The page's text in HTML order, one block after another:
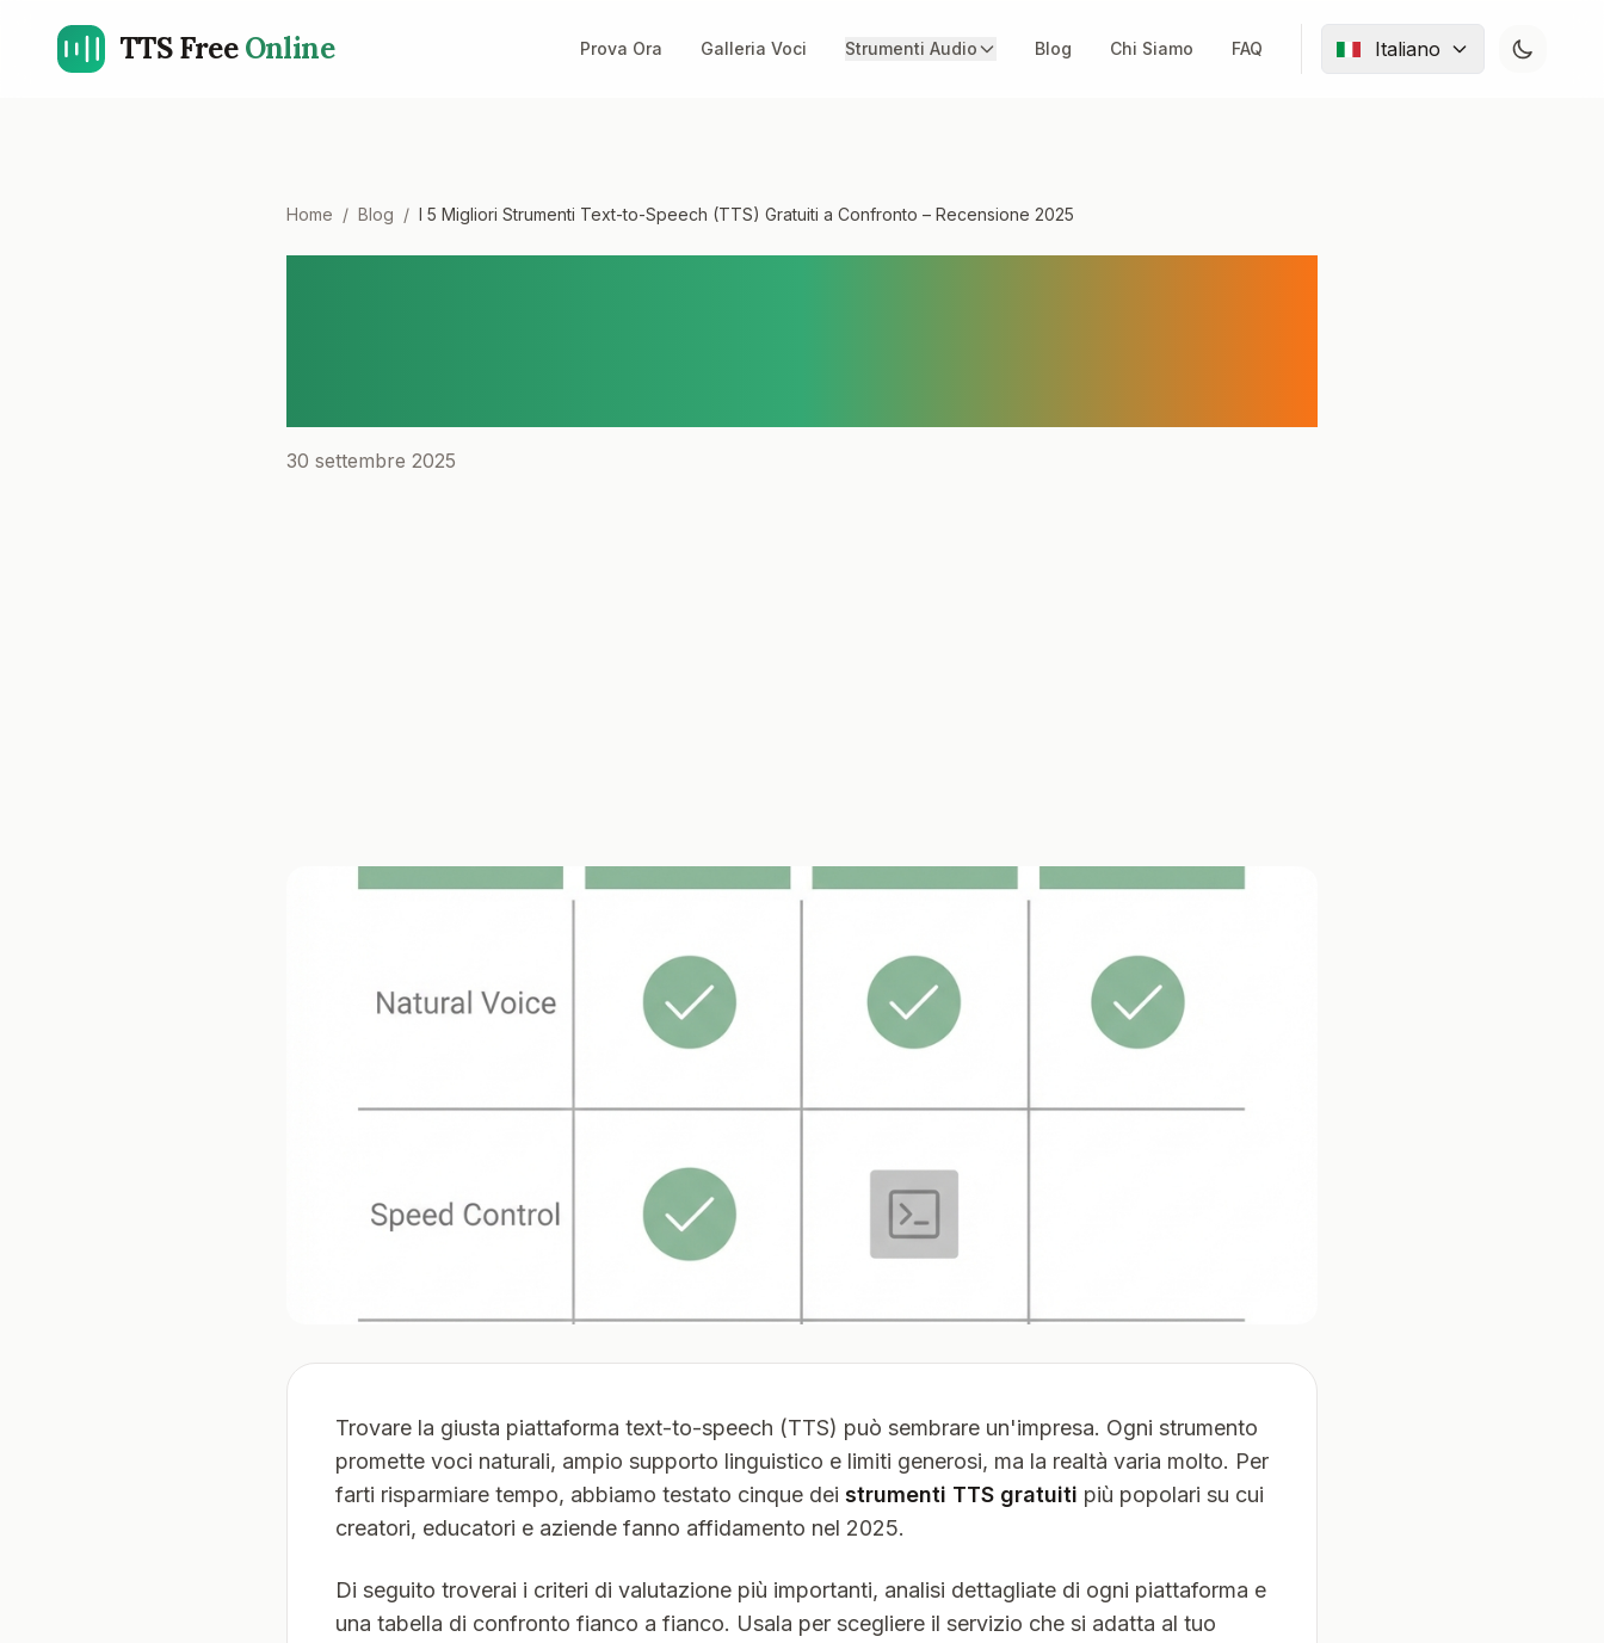
TTS FreeOnline Prova Ora Galleria Voci Strumenti Audio Blog Chi Siamo FAQ Italiano
Home / Blog / I 5 Migliori Strumenti Text-to-Speech (TTS) Gratuiti a Confronto – Recensione 2025
30 settembre 2025
Trovare la giusta piattaforma text-to-speech (TTS) può sembrare un'impresa. Ogni strumento
promette voci naturali, ampio supporto linguistico e limiti generosi, ma la realtà varia molto. Per
farti risparmiare tempo, abbiamo testato cinque dei strumenti TTS gratuiti più popolari su cui
creatori, educatori e aziende fanno affidamento nel 2025.
Di seguito troverai i criteri di valutazione più importanti, analisi dettagliate di ogni piattaforma e
una tabella di confronto fianco a fianco. Usala per scegliere il servizio che si adatta al tuo